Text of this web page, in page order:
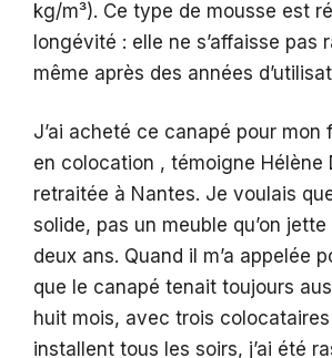
kg/m³). Ce type de mousse est
longévité : elle ne s’affaisse pas
même après des années
J’ai acheté ce canapé pour mon
en colocation , témoigne Hélène
retraitée à Nantes. Je voulais
solide, pas un meuble qu’on
deux ans. Quand il m’a appelée
que le canapé tenait toujours
huit mois, avec trois colocataires
installent tous les soirs, j’ai été